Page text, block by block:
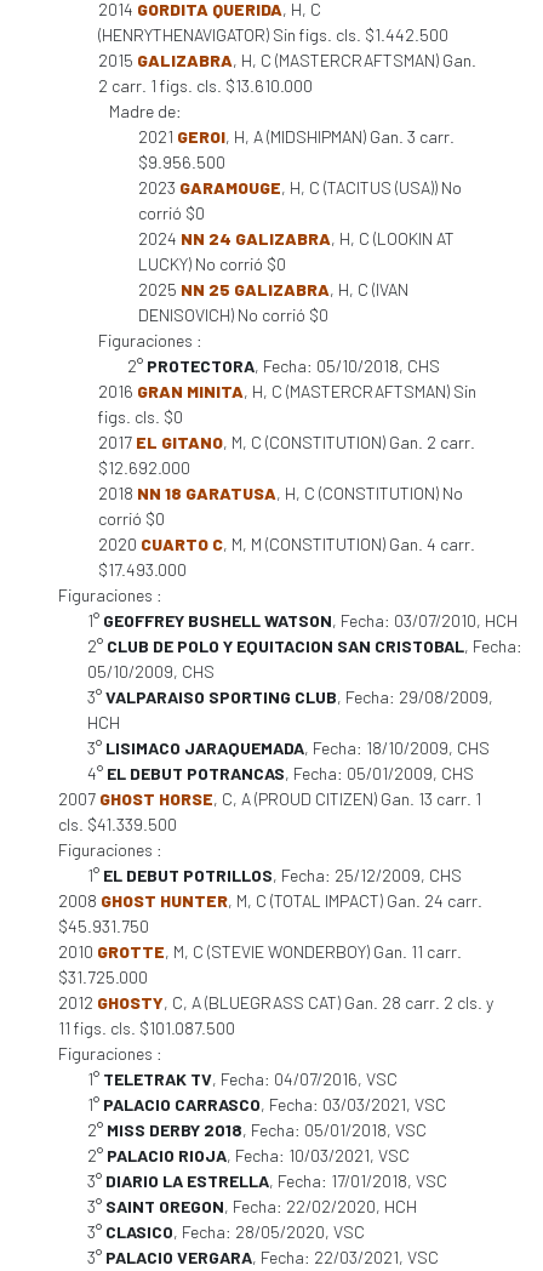
2014 GORDITA QUERIDA, H, C
(HENRYTHENAVIGATOR) Sin figs. cls. $1.442.500
2015 GALIZABRA, H, C (MASTERCRAFTSMAN) Gan.
2 carr. 1 figs. cls. $13.610.000
Madre de:
2021 GEROI, H, A (MIDSHIPMAN) Gan. 3 carr.
$9.956.500
2023 GARAMOUGE, H, C (TACITUS (USA)) No
corrió $0
2024 NN 24 GALIZABRA, H, C (LOOKIN AT
LUCKY) No corrió $0
2025 NN 25 GALIZABRA, H, C (IVAN
DENISOVICH) No corrió $0
Figuraciones :
2° PROTECTORA, Fecha: 05/10/2018, CHS
2016 GRAN MINITA, H, C (MASTERCRAFTSMAN) Sin
figs. cls. $0
2017 EL GITANO, M, C (CONSTITUTION) Gan. 2 carr.
$12.692.000
2018 NN 18 GARATUSA, H, C (CONSTITUTION) No
corrió $0
2020 CUARTO C, M, M (CONSTITUTION) Gan. 4 carr.
$17.493.000
Figuraciones :
1° GEOFFREY BUSHELL WATSON, Fecha: 03/07/2010, HCH
2° CLUB DE POLO Y EQUITACION SAN CRISTOBAL, Fecha:
05/10/2009, CHS
3°VALPARAISO SPORTING CLUB, Fecha: 29/08/2009,
HCH
3° LISIMACO JARAQUEMADA, Fecha: 18/10/2009, CHS
4° EL DEBUT POTRANCAS, Fecha: 05/01/2009, CHS
2007 GHOST HORSE, C, A (PROUD CITIZEN) Gan. 13 carr. 1
cls. $41.339.500
Figuraciones :
1° EL DEBUT POTRILLOS, Fecha: 25/12/2009, CHS
2008 GHOST HUNTER, M, C (TOTAL IMPACT) Gan. 24 carr.
$45.931.750
2010 GROTTE, M, C (STEVIE WONDERBOY) Gan. 11 carr.
$31.725.000
2012 GHOSTY, C, A (BLUEGRASS CAT) Gan. 28 carr. 2 cls. y
11 figs. cls. $101.087.500
Figuraciones :
1° TELETRAK TV, Fecha: 04/07/2016, VSC
1° PALACIO CARRASCO, Fecha: 03/03/2021, VSC
2° MISS DERBY 2018, Fecha: 05/01/2018, VSC
2° PALACIO RIOJA, Fecha: 10/03/2021, VSC
3° DIARIO LA ESTRELLA, Fecha: 17/01/2018, VSC
3° SAINT OREGON, Fecha: 22/02/2020, HCH
3° CLASICO, Fecha: 28/05/2020, VSC
3° PALACIO VERGARA, Fecha: 22/03/2021, VSC